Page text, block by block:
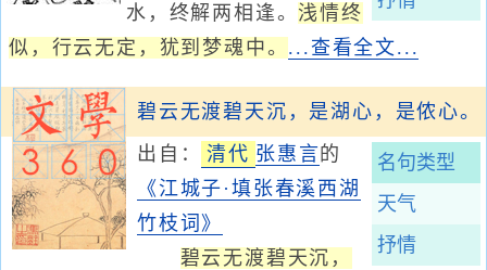
水，终解两相逢。 浅情终
似，行云无定，犹到梦魂中。 ...查看全文...
碧云无渡碧天沉，是湖心，是侬心。
名句类型
天气
抒情
出自： 清代 张惠言的
《江城子·填张春溪西湖
竹枝词》
碧云无渡碧天沉，